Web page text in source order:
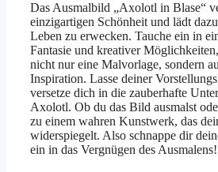
Das Ausmalbild „Axolotl in Blase“
einzigartigen Schönheit und lädt
Leben zu erwecken. Tauche ein in
Fantasie und kreativer
nicht nur eine Malvorlage, sondern
Inspiration. Lasse deiner
versetze dich in die zauberhafte
Axolotl. Ob du das Bild ausmalst
zu einem wahren Kunstwerk, das
widerspiegelt. Also schnappe dir
ein in das Vergnügen des Ausmalens!